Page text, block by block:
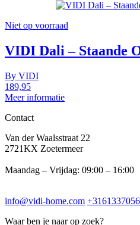
Niet op voorraad
VIDI Dali – Staande
By VIDI
189,95
Meer informatie
Contact
Van der Waalsstraat 22
2721KX Zoetermeer
Maandag – Vrijdag: 09:00 – 16:00
info@vidi-home.com
Waar ben je naar op zoek?